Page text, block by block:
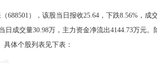
），该股当日报收25.64，下跌8.56%，成
成交量30.98万，主力资金净流出4144.73万元。
具体个股列表见下表：